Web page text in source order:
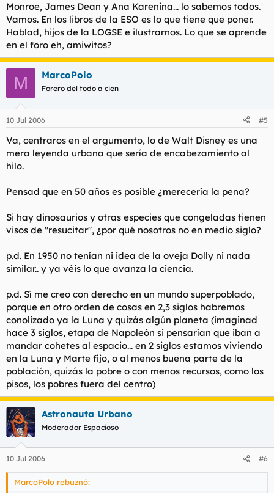
Monroe, James Dean y Ana Karenina... lo sabemos todos.
Vamos. En los libros de la ESO es lo que tiene que poner.
Hablad, hijos de la LOGSE e ilustrarnos. Lo que se aprende
en el foro eh, amiwitos?
M MarcoPolo
Forero del todo a cien
10 Jul 2006 #5
Va, centraros en el argumento, lo de Walt Disney es una
mera leyenda urbana que sería de encabezamiento al
hilo.
Pensad que en 50 años es posible ¿merecería la pena?
Si hay dinosaurios y otras especies que congeladas tienen
visos de "resucitar", ¿por qué nosotros no en medio siglo?
p.d. En 1950 no tenían ni idea de la oveja Dolly ni nada
similar.. y ya véis lo que avanza la ciencia.
p.d. Sí me creo con derecho en un mundo superpoblado,
porque en otro orden de cosas en 2,3 siglos habremos
conolizado ya la Luna y quizás algún planeta (imaginad
hace 3 siglos, etapa de Napoleón si pensarían que iban a
mandar cohetes al espacio... en 2 siglos estamos viviendo
en la Luna y Marte fijo, o al menos buena parte de la
población, quizás la pobre o con menos recursos, como los
pisos, los pobres fuera del centro)
Astronauta Urbano
Moderador Espacioso
10 Jul 2006 #6
MarcoPolo rebuznó: